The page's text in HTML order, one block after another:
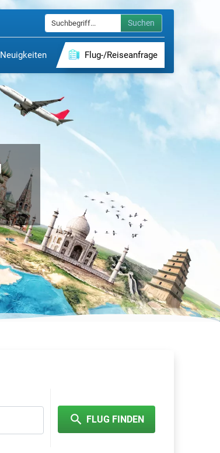
Suchen
Neuigkeiten Flug-/Reiseanfrage
FLUG FINDEN